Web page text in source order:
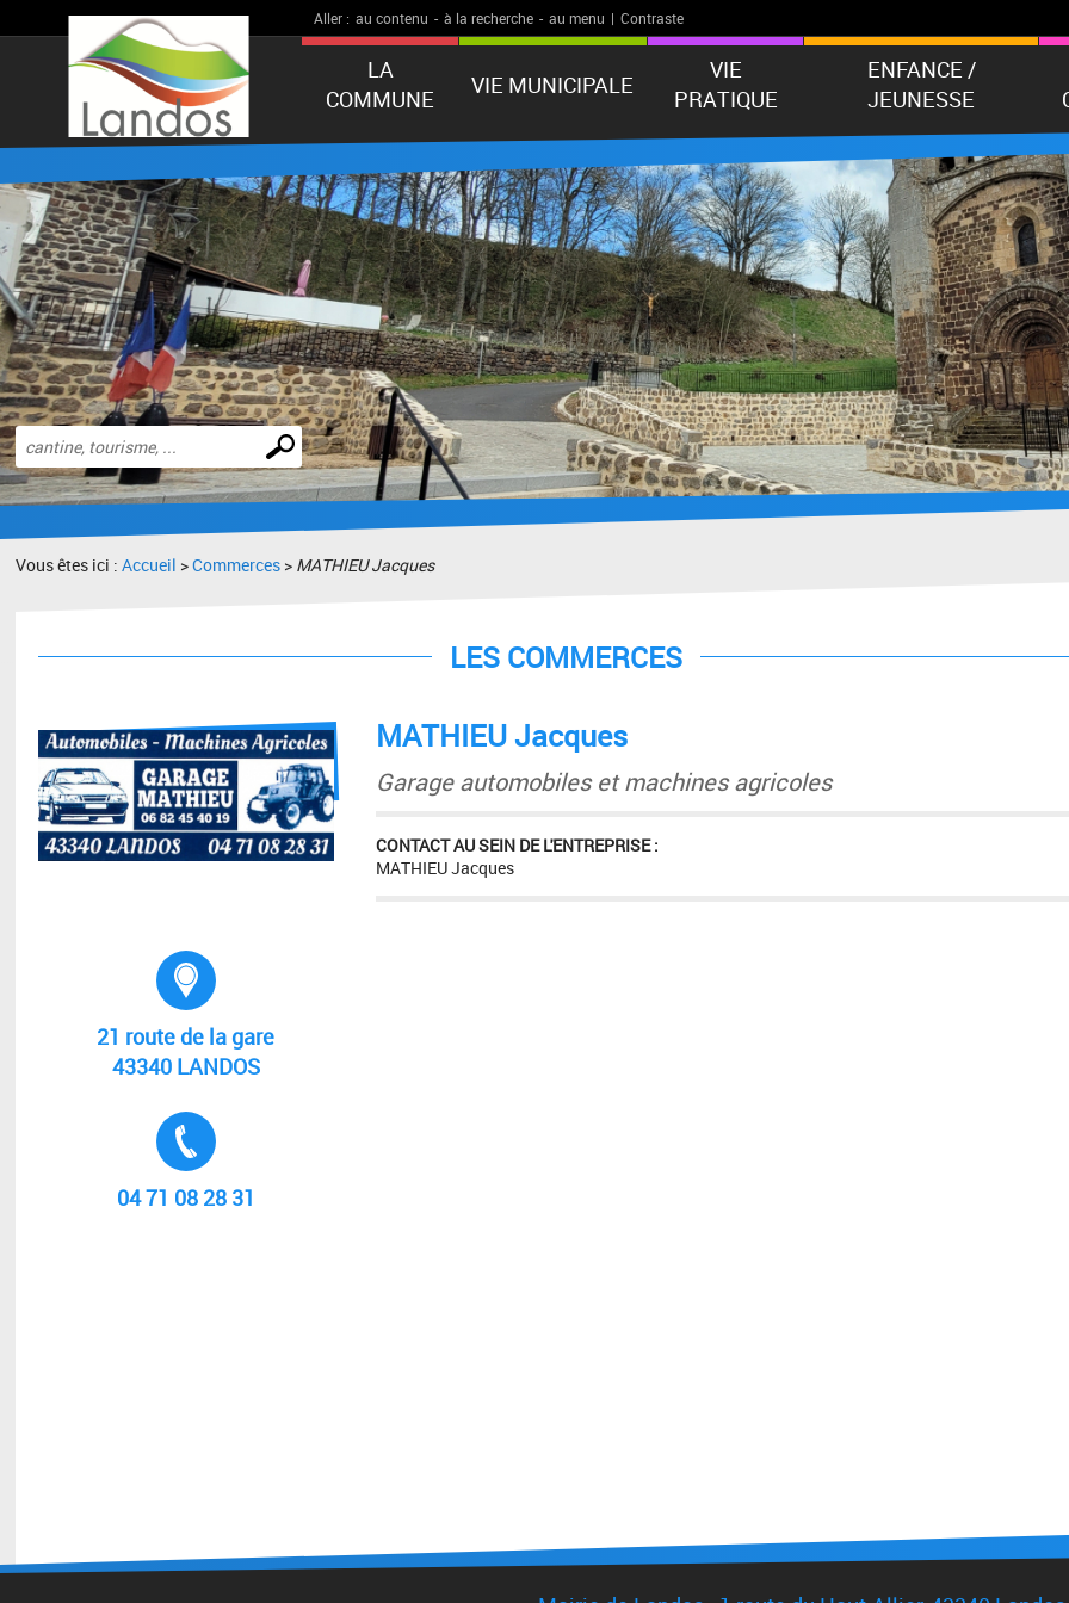
Aller : au contenu - à la recherche - au menu | Contraste
LA
COMMUNE
VIE MUNICIPALE
VIE
PRATIQUE
ENFANCE /
JEUNESSE
Effectuer
une
recherche
Vous êtes ici :Accueil >Commerces > MATHIEU Jacques
LES COMMERCES
MATHIEU Jacques
Garage automobiles et machines agricoles
CONTACT AU SEIN DE L'ENTREPRISE :
MATHIEU Jacques
21 route de la gare
43340 LANDOS
04 71 08 28 31